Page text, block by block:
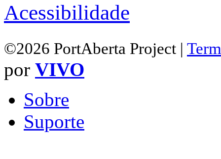
Acessibilidade
©2026 PortAberta Project |
por VIVO
Sobre
Suporte